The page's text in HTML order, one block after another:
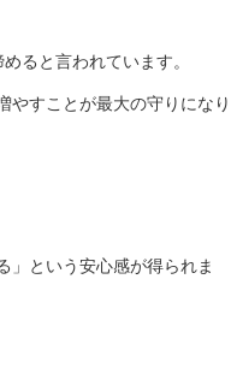
ると言われています。
やすことが最大の守りになり
」という安心感が得られま